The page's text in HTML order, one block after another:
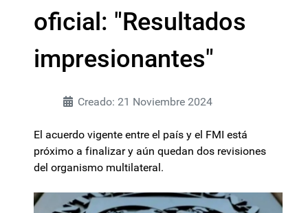
oficial: "Resultados
impresionantes"
Creado: 21 Noviembre 2024
El acuerdo vigente entre el país y el FMI está
próximo a finalizar y aún quedan dos revisiones
del organismo multilateral.